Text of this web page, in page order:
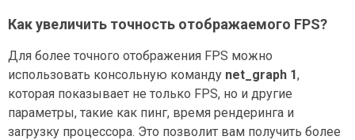
Как увеличить точность отображаемого FPS?
Для более точного отображения FPS можно
использовать консольную команду net_graph 1,
которая показывает не только FPS, но и другие
параметры, такие как пинг, время рендеринга и
загрузку процессора. Это позволит вам получить более